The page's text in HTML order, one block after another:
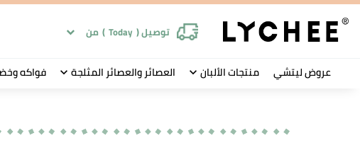
توصيل ( Today
) من
عروض ليتشي منتجات الألبان العصائر والعصائر المثلجة فواكه